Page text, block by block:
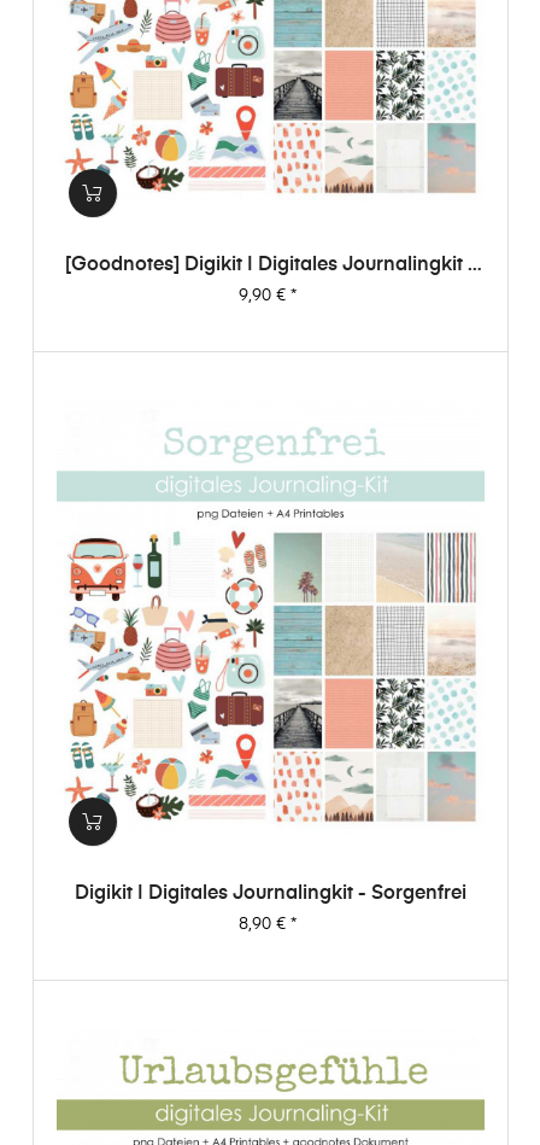
[Goodnotes] Digikit | Digitales Journalingkit -
Sorgenfrei
Preis
9,90 €*
Digikit | Digitales Journalingkit - Sorgenfrei
Preis
8,90 €*